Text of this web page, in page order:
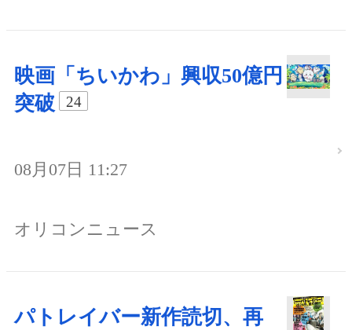
映画「ちいかわ」興収50億円
突破
24
08月07日 11:27
オリコンニュース
パトレイバー新作読切、再